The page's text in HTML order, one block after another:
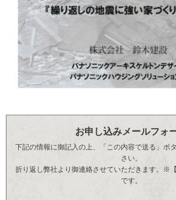
お申し込みメールフォ
下記の情報に御記入の上、「この内容で送る」ボ
さい。
折り返し弊社より御連絡させていただきます。※
です。